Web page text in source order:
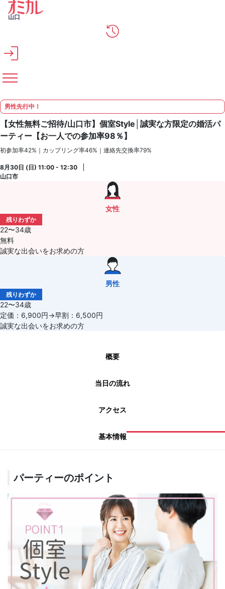
メインコンテンツへスキップ
山口
男性先行中！
【女性無料ご招待/山口市】個室Style│誠実な方限定の婚活パ
ーティー【お一人での参加率98％】
初参加率42%｜カップリング率46%｜連絡先交換率79%
8月30日 (日) 11:00 - 12:30
山口市
女性
残りわずか
22〜34歳
無料
誠実な出会いをお求めの方
男性
残りわずか
22〜34歳
定価：6,900円→早割：6,500円
誠実な出会いをお求めの方
概要
当日の流れ
アクセス
基本情報
パーティーのポイント